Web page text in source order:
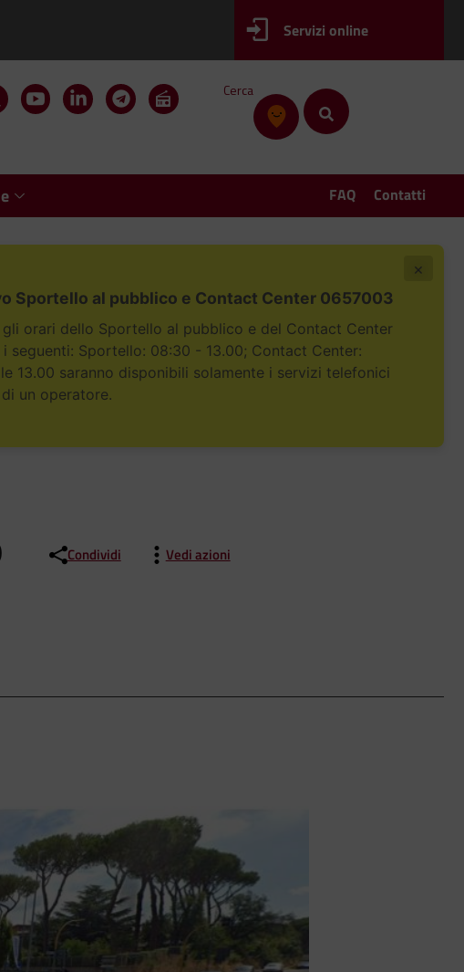
Servizi online
Cerca
FAQ Contatti
Sportello al pubblico e Contact Center 0657003
orari dello Sportello al pubblico e del Contact Center
seguenti: Sportello: 08:30 - 13.00; Contact Center:
13.00 saranno disponibili solamente i servizi telefonici
un operatore.
×
Condividi Vedi azioni